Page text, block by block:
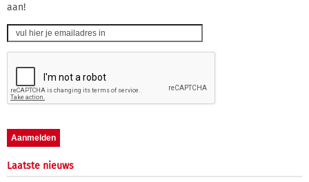
aan!
Laatste nieuws